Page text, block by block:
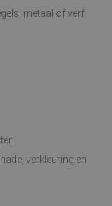
metaal of verf.
verkleuring en